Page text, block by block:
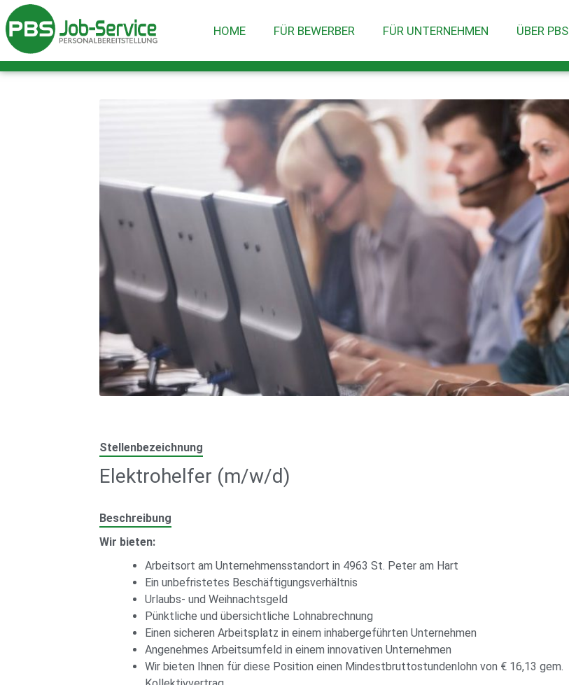
HOME FÜR BEWERBER FÜR UNTERNEHMEN ÜBER PBS
Stellenbezeichnung
Elektrohelfer (m/w/d)
Beschreibung
Wir bieten:
Arbeitsort am Unternehmensstandort in 4963 St. Peter am Hart
Ein unbefristetes Beschäftigungsverhältnis
Urlaubs- und Weihnachtsgeld
Pünktliche und übersichtliche Lohnabrechnung
Einen sicheren Arbeitsplatz in einem inhabergeführten Unternehmen
Angenehmes Arbeitsumfeld in einem innovativen Unternehmen
Wir bieten Ihnen für diese Position einen Mindestbruttostundenlohn von € 16,13 gem.